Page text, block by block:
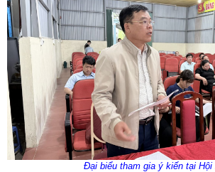
Đại biểu tham gia ý kiến tại Hội